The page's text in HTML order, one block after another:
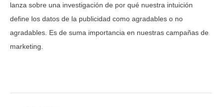
lanza sobre una investigación de por qué nuestra intuición
define los datos de la publicidad como agradables o no
agradables. Es de suma importancia en nuestras campañas de
marketing.